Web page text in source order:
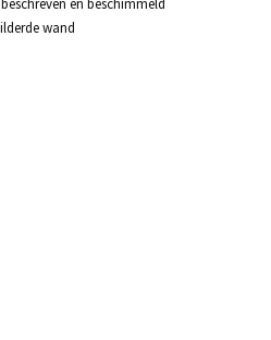
en beschimmeld
wand